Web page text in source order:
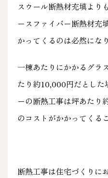
スウール断熱材充填より
ースファイバー断熱材充
かってくるのは必然にな
一棟あたりにかかるグラ
たり約10,000円だとした
ーの断熱工事は坪あたり
のコストがかかってくる
断熱工事は住宅づくりに